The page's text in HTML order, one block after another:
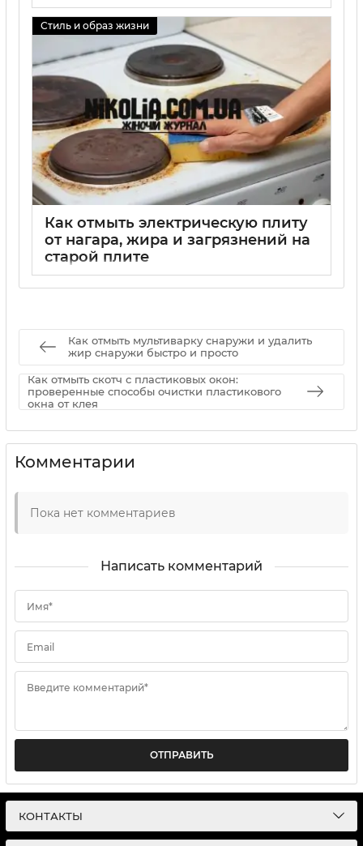
Стиль и образ жизни
Как отмыть электрическую плиту
от нагара, жира и загрязнений на
старой плите
Как отмыть мультиварку снаружи и удалить
жир снаружи быстро и просто
Как отмыть скотч с пластиковых окон:
проверенные способы очистки пластикового
окна от клея
Комментарии
Пока нет комментариев
Написать комментарий
Имя*
Email
Введите комментарий*
ОТПРАВИТЬ
КОНТАКТЫ